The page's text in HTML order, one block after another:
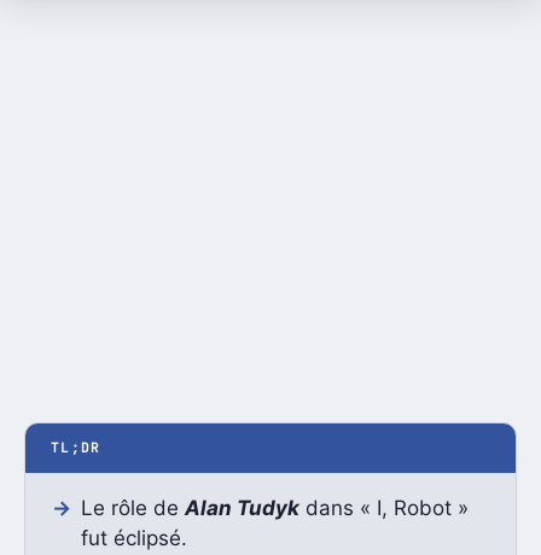
TL;DR
Le rôle deAlan Tudykdans « I, Robot »
fut éclipsé.